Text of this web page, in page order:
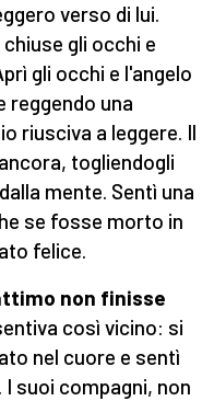
verso di lui.
gli occhi e
gli occhi e l'angelo
reggendo una
riusciva a leggere. Il
togliendogli
mente. Sentì una
se fosse morto in
felice.
non finisse
così vicino: si
nel cuore e sentì
suoi compagni, non